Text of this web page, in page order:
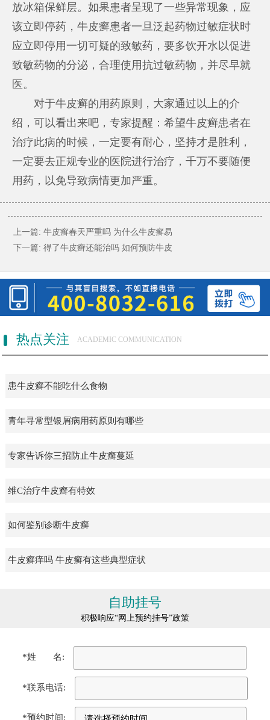
放冰箱保鲜层。如果患者呈现了一些异常现象，应
该立即停药，牛皮癣患者一旦泛起药物过敏症状时
应立即停用一切可疑的致敏药，要多饮开水以促进
致敏药物的分泌，合理使用抗过敏药物，并尽早就
医。
对于牛皮癣的用药原则，大家通过以上的介
绍，可以看出来吧，专家提醒：希望牛皮癣患者在
治疗此病的时候，一定要有耐心，坚持才是胜利，
一定要去正规专业的医院进行治疗，千万不要随便
用药，以免导致病情更加严重。
上一篇: 牛皮癣春天严重吗 为什么牛皮癣易
下一篇: 得了牛皮癣还能治吗 如何预防牛皮
热点关注 ACADEMIC COMMUNICATION
患牛皮癣不能吃什么食物
青年寻常型银屑病用药原则有哪些
专家告诉你三招防止牛皮癣蔓延
维C治疗牛皮癣有特效
如何鉴别诊断牛皮癣
牛皮癣痒吗 牛皮癣有这些典型症状
自助挂号
积极响应“网上预约挂号”政策
*姓 名:
*联系电话:
*预约时间: